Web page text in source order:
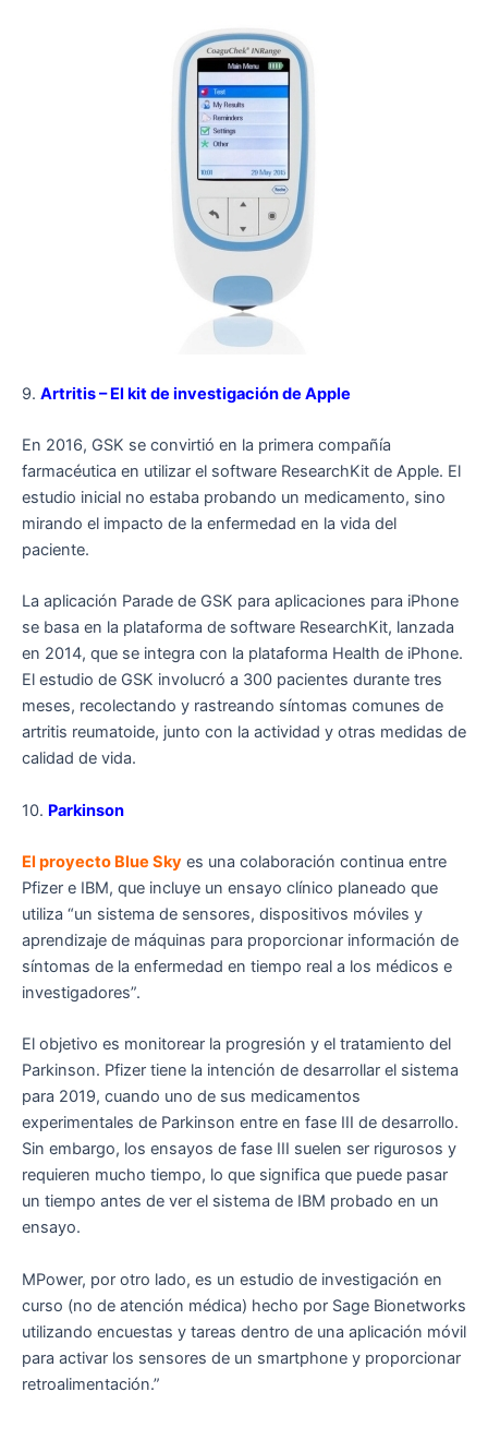
9. Artritis – El kit de investigación de Apple
En 2016, GSK se convirtió en la primera compañía
farmacéutica en utilizar el software ResearchKit de Apple. El
estudio inicial no estaba probando un medicamento, sino
mirando el impacto de la enfermedad en la vida del
paciente.
La aplicación Parade de GSK para aplicaciones para iPhone
se basa en la plataforma de software ResearchKit, lanzada
en 2014, que se integra con la plataforma Health de iPhone.
El estudio de GSK involucró a 300 pacientes durante tres
meses, recolectando y rastreando síntomas comunes de
artritis reumatoide, junto con la actividad y otras medidas de
calidad de vida.
10. Parkinson
El proyecto Blue Sky es una colaboración continua entre
Pfizer e IBM, que incluye un ensayo clínico planeado que
utiliza “un sistema de sensores, dispositivos móviles y
aprendizaje de máquinas para proporcionar información de
síntomas de la enfermedad en tiempo real a los médicos e
investigadores”.
El objetivo es monitorear la progresión y el tratamiento del
Parkinson. Pfizer tiene la intención de desarrollar el sistema
para 2019, cuando uno de sus medicamentos
experimentales de Parkinson entre en fase III de desarrollo.
Sin embargo, los ensayos de fase III suelen ser rigurosos y
requieren mucho tiempo, lo que significa que puede pasar
un tiempo antes de ver el sistema de IBM probado en un
ensayo.
MPower, por otro lado, es un estudio de investigación en
curso (no de atención médica) hecho por Sage Bionetworks
utilizando encuestas y tareas dentro de una aplicación móvil
para activar los sensores de un smartphone y proporcionar
retroalimentación.”